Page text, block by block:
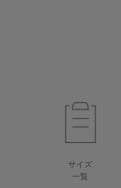
サイズ
一覧